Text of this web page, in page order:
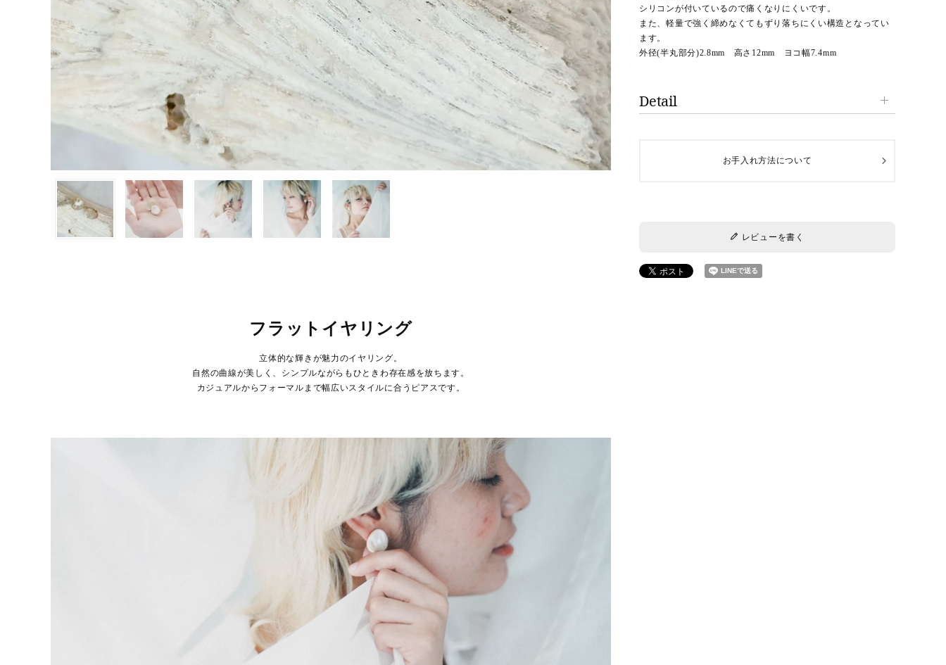
フラットイヤリング
立体的な輝きが魅力のイヤリング。
自然の曲線が美しく、シンプルながらもひときわ存在感を放ちます。
カジュアルからフォーマルまで幅広いスタイルに合うピアスです。
シリコンが付いているので痛くなりにくいです。
また、軽量で強く締めなくてもずり落ちにくい構造となってい
ます。
外径(半丸部分)2.8mm 高さ12mm ヨコ幅7.4mm
Detail
する貝や部位によって見え方が異なります。
す。天然ゆえの表情としてご了承いただけたらと思います。
お手入れ方法について
レビューを書く